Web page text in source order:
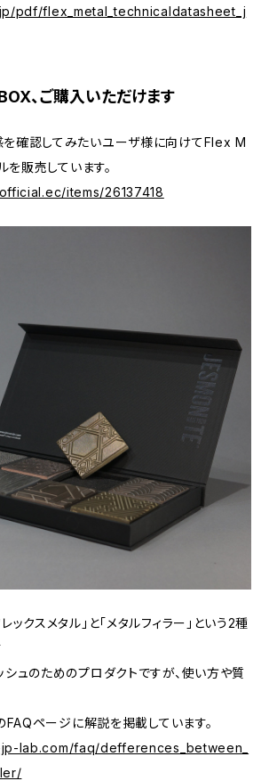
pdf/flex_metal_technicaldatasheet_j
、ご購入いただけます
確認してみたいユーザ様に向けてFlex M
販売しています。
items/26137418
ックスメタル」と「メタルフィラー」という2種
シュのためのプロダクトですが、使い方や質
FAQページに解説を掲載しています。
lab.com/faq/defferences_between_